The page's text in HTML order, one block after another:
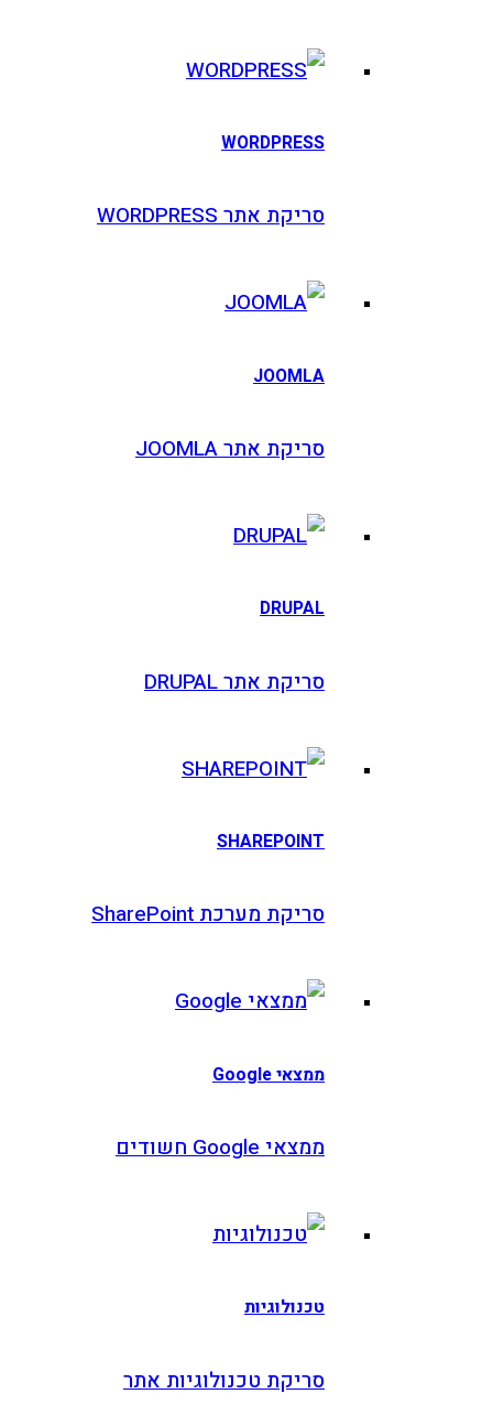
WORDPRESS
סריקת אתר WORDPRESS
JOOMLA
סריקת אתר JOOMLA
DRUPAL
סריקת אתר DRUPAL
SHAREPOINT
סריקת מערכת SharePoint
ממצאי Google חשודים
טכנולוגיות
סריקת טכנולוגיות אתר